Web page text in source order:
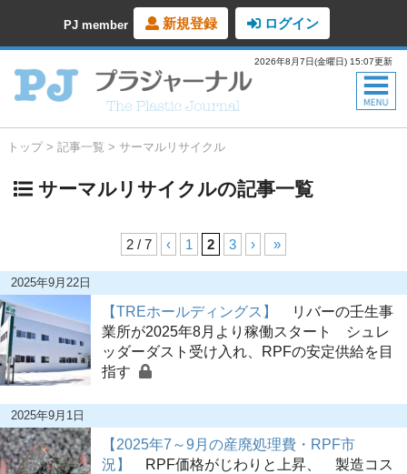
PJ member 新規登録 ログイン
2026年8月7日(金曜日) 15:07更新
トップ 記事一覧 サーマルリサイクル
サーマルリサイクルの記事一覧
2 / 7 ‹ 1 2 3 › »
2025年9月22日
【TREホールディングス】
リバーの壬生事
業所が2025年8月より稼働スタート シュレ
ッダーダスト受け入れ、RPFの安定供給を目
指す
2025年9月1日
【2025年7～9月の産廃処理費・RPF市
況】
RPF価格がじわりと上昇、 製造コス